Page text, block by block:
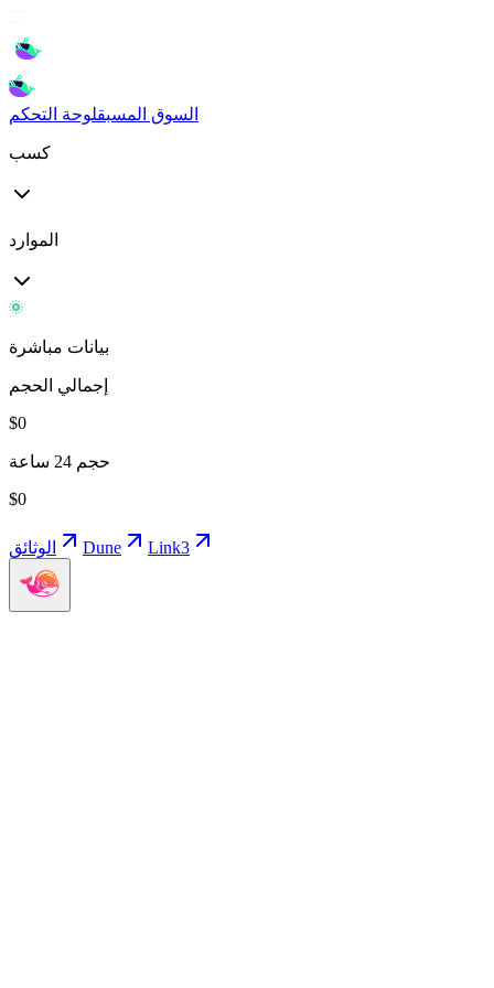
السوق المسبقلوحة التحكم
كسب
الموارد
بيانات مباشرة
إجمالي الحجم
$0
حجم 24 ساعة
$0
الوثائق Dune Link3